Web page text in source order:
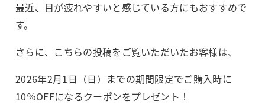
最近、目が疲れやすいと感じている方にもおすすめで
す。
さらに、こちらの投稿をご覧いただいたお客様は、
2026年2月1日（日）までの期間限定でご購入時に
10％OFFになるクーポンをプレゼント！